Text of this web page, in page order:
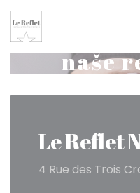
Panel pro správu cookies
naše
Le Reflet
4 Rue des Trois